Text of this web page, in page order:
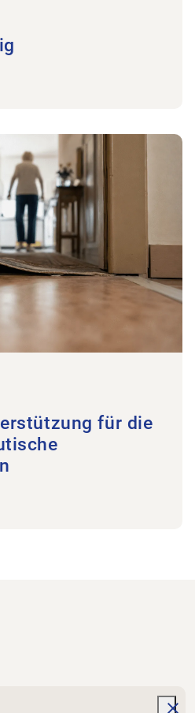
für die
für die